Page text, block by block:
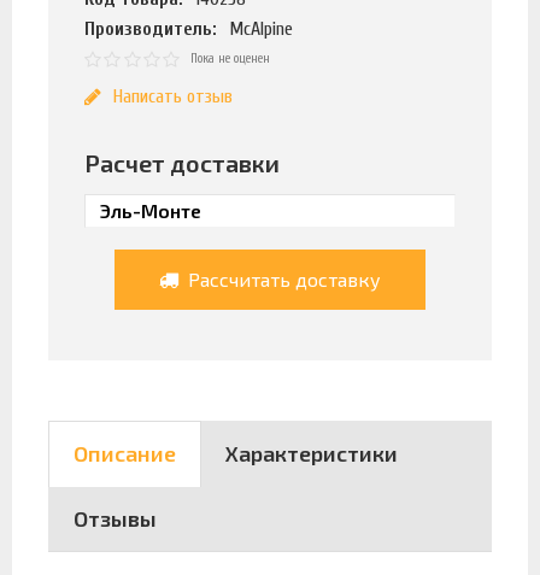
Производитель:
McAlpine
Пока не оценен
Написать отзыв
Расчет доставки
Рассчитать доставку
Описание Характеристики
Отзывы